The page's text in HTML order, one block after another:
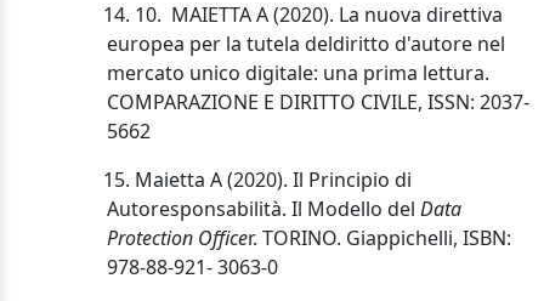
14. 10. MAIETTA A (2020). La nuova direttiva
europea per la tutela deldiritto d'autore nel
mercato unico digitale: una prima lettura.
COMPARAZIONE E DIRITTO CIVILE, ISSN: 2037-
5662
15. Maietta A (2020). Il Principio di
Autoresponsabilità. Il Modello del Data
Protection Officer. TORINO. Giappichelli, ISBN:
978-88-921- 3063-0